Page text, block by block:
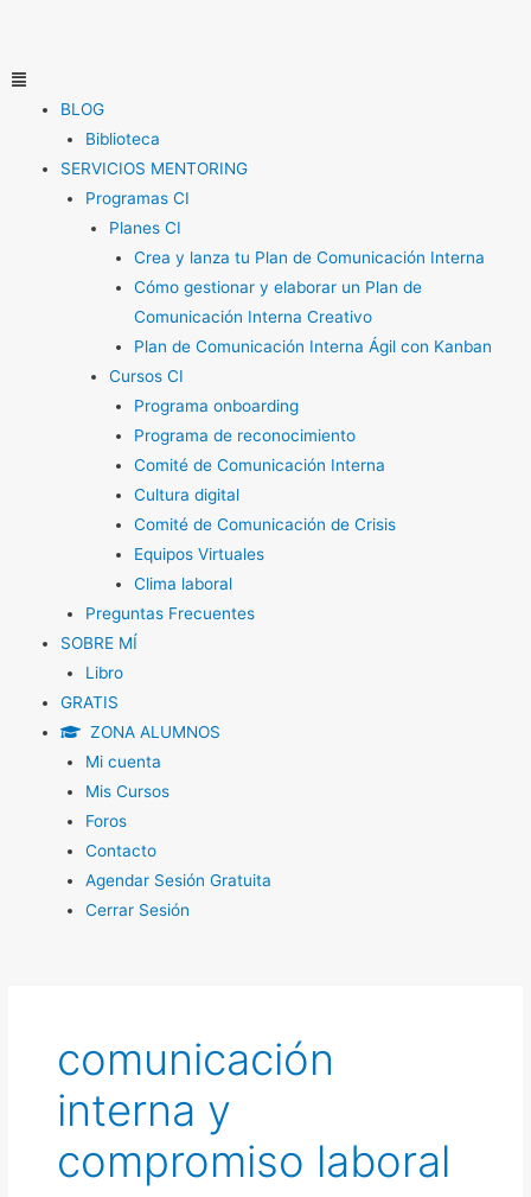
contenido
Menú
BLOG
Biblioteca
SERVICIOS MENTORING
Programas CI
Planes CI
Crea y lanza tu Plan de Comunicación Interna
Cómo gestionar y elaborar un Plan de
Comunicación Interna Creativo
Plan de Comunicación Interna Ágil con Kanban
Cursos CI
Programa onboarding
Programa de reconocimiento
Comité de Comunicación Interna
Cultura digital
Comité de Comunicación de Crisis
Equipos Virtuales
Clima laboral
Preguntas Frecuentes
SOBRE MÍ
Libro
GRATIS
ZONA ALUMNOS
Mi cuenta
Mis Cursos
Foros
Contacto
Agendar Sesión Gratuita
Cerrar Sesión
comunicación
interna y
compromiso laboral